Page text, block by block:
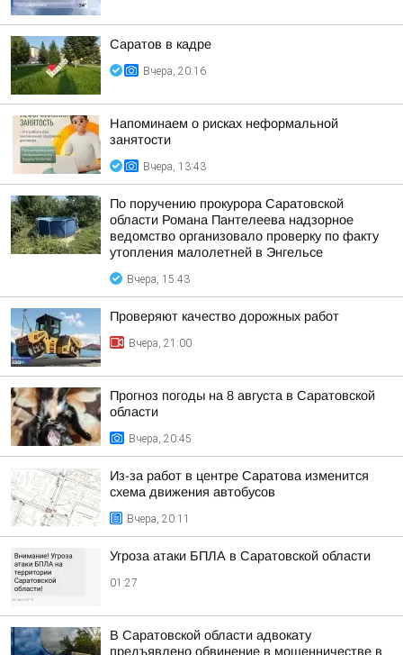
Саратов в кадре
Вчера, 20:16
Напоминаем о рисках неформальной
занятости
Вчера, 13:43
По поручению прокурора Саратовской
области Романа Пантелеева надзорное
ведомство организовало проверку по факту
утопления малолетней в Энгельсе
Вчера, 15:43
Проверяют качество дорожных работ
Вчера, 21:00
Прогноз погоды на 8 августа в Саратовской
области
Вчера, 20:45
Из-за работ в центре Саратова изменится
схема движения автобусов
Вчера, 20:11
Угроза атаки БПЛА в Саратовской области
01:27
В Саратовской области адвокату
предъявлено обвинение в мошенничестве в